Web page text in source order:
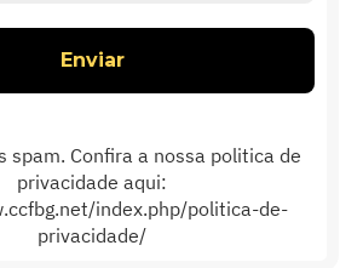
spam. Confira a nossa politica de
privacidade aqui:
index.php/politica-de-
privacidade/